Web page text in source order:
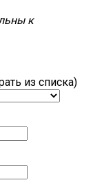
к
из списка)